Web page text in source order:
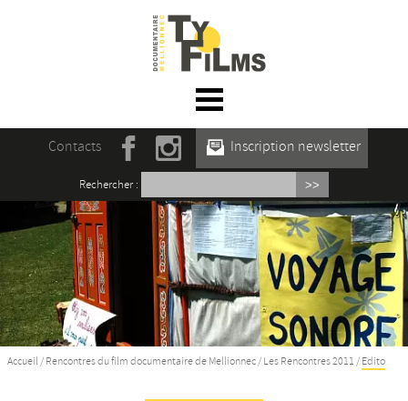
☰ Menu
Accueil
Actualités
L’association
Rencontres du film documentaire de
Mellionnec
Projections
Se former
Contacts Inscription newsletter
Rechercher :
Accueil / Rencontres du film documentaire de Mellionnec / Les Rencontres 2011 / Edito